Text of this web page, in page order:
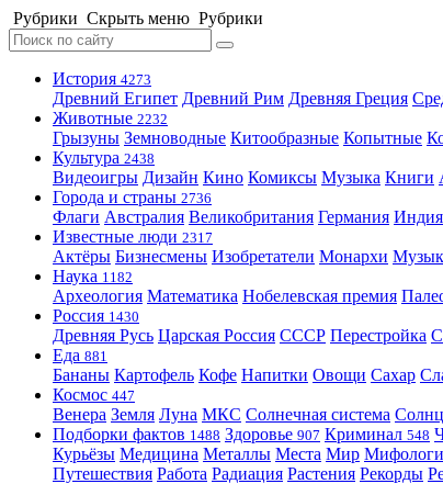
Рубрики Скрыть меню Рубрики
История 4273
Древний Египет Древний Рим Древняя Греция
Животные 2232
Грызуны Земноводные Китообразные Копытные
Культура 2438
Видеоигры Дизайн Кино Комиксы Музыка Книги
Города и страны 2736
Флаги Австралия Великобритания Германия Индия
Известные люди 2317
Актёры Бизнесмены Изобретатели Монархи
Наука 1182
Археология Математика Нобелевская премия
Россия 1430
Древняя Русь Царская Россия СССР Перестройка
Еда 881
Бананы Картофель Кофе Напитки Овощи Сахар
Космос 447
Венера Земля Луна МКС Солнечная система
Подборки фактов 1488 Здоровье 907 Криминал 548
Курьёзы Медицина Металлы Места Мир
Путешествия Работа Радиация Растения Рекорды